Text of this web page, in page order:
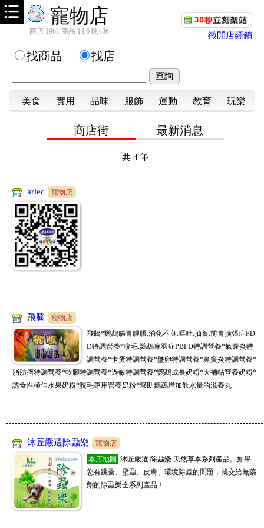
寵物店
商店 1961 商品 14,649,486 徵開店經銷
找商品 找店
美食 實用 品味 服飾 運動 教育 玩樂
商店街 最新消息
共4 筆
ariec 寵物店
飛騰
寵物店
飛騰*鸚鵡腸胃腫脹.消化不良.嘔吐.抽蓄.前胃擴張症PD
D特調營養*咬毛.鸚鵡喙羽症PBFD特調營養*氣囊炎特
調營養*卡蛋特調營養*墬卵特調營養*鼻竇炎特調營養*
脂肪瘤特調營養*軟腳特調營養*過敏特調營養*鸚鵡成長奶粉*大補帖營養奶粉*
誘食性極佳水果奶粉*咬毛專用營養奶粉*幫助鸚鵡增加飲水量的滋養丸
沐匠嚴選除蝨樂
寵物店
本店地圖 沐匠嚴選 除蝨樂 天然草本系列產品。如果
您有跳蚤、壁蝨、皮膚、環境除蟲的問題，就交給無藥
劑的除蝨樂全系列產品！